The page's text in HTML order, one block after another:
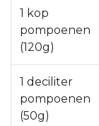
1 kop
pompoenen
(120g)
1 deciliter
pompoenen
(50g)